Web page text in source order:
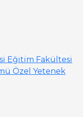
Eğitim Fakültesi
Özel Yetenek